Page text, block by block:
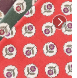
次へ